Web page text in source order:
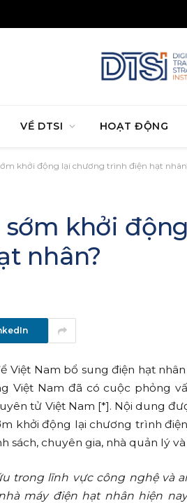
VỀ DTSI HOẠT ĐỘNG
khởi động lại chương trình điện hạt
khởi
nhân?
Việt Nam bổ sung điện hạt
Việt Nam đã có cuộc phỏng
tử Việt Nam [*]. Nội dung
khởi động lại chương trình
chuyên gia, nhà quản lý
trong lĩnh vực công nghệ và
máy điện hạt nhân hiện